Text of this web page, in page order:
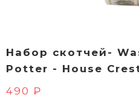
Набор скотчей-
Potter - House
490 ₽